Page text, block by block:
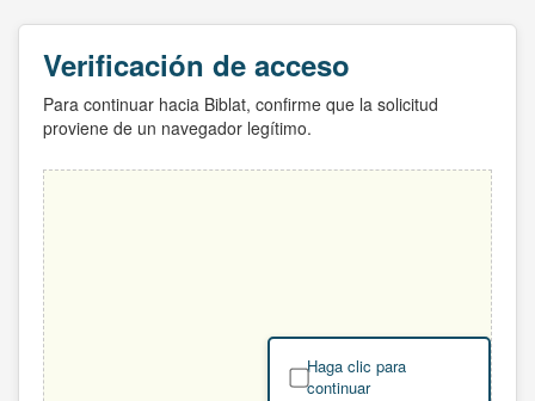
Verificación de acceso
Para continuar hacia Biblat, confirme que la solicitud
proviene de un navegador legítimo.
Haga clic para
continuar